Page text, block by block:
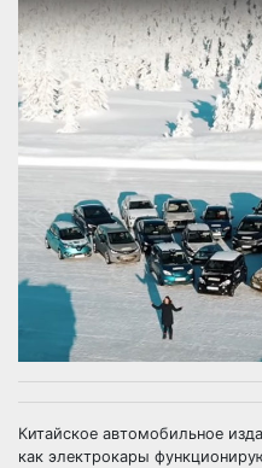
Китайское автомобильное
как электрокары